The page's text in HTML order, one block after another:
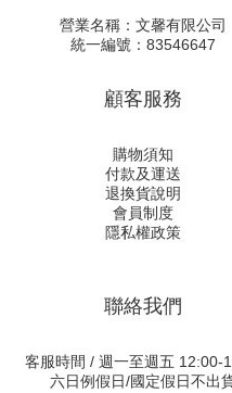
營業名稱：文馨有限公司
統一編號：83546647
顧客服務
購物須知
付款及運送
退換貨說明
會員制度
隱私權政策
聯絡我們
客服時間 / 週一至週五 12:00-
六日例假日/國定假日不出